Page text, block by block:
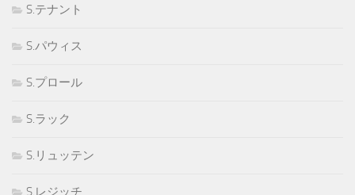
S.テナント
S.パウィス
S.プロール
S.ラック
S.リュッテン